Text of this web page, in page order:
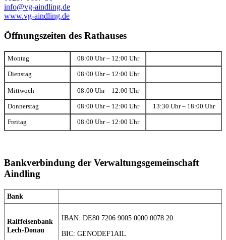
info@vg-aindling.de
www.vg-aindling.de
Öffnungszeiten des Rathauses
Montag 08:00 Uhr – 12:00 Uhr
Dienstag 08:00 Uhr – 12:00 Uhr
Mittwoch 08:00 Uhr – 12:00 Uhr
Donnerstag 08:00 Uhr – 12:00 Uhr 13:30 Uhr – 18:00 Uhr
Freitag 08:00 Uhr – 12:00 Uhr
Bankverbindung der Verwaltungsgemeinschaft
Aindling
Bank
Raiffeisenbank
Lech-Donau
IBAN: DE80 7206 9005 0000 0078 20
BIC: GENODEF1AIL